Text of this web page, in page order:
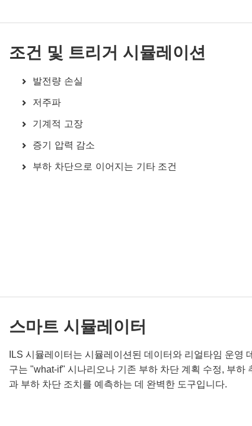
조건 및 트리거 시뮬레이션
발전량 손실
저주파
기계적 고장
증기 압력 감소
부하 차단으로 이어지는 기타 조건
스마트 시뮬레이터
ILS 시뮬레이터는 시뮬레이션된 데이터와 리얼타임 운영
구는 "what-if" 시나리오나 기존 부하 차단 계획 수정, 부하
과 부하 차단 조치를 예측하는 데 완벽한 도구입니다.